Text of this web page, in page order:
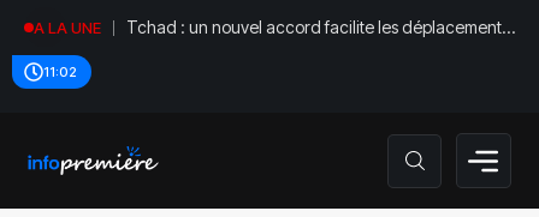
A LA UNE
Tchad : un nouvel accord facilite les déplacements
11:02